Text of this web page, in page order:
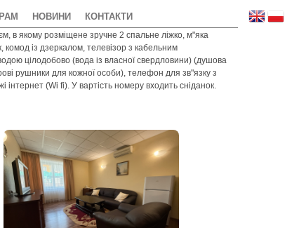
НОВИНИ КОНТАКТИ
в якому розміщене зручне 2 спальне ліжко, м"яка
із дзеркалом, телевізор з кабельним
цілодобово (вода із власної свердловини) (душова
рушники для кожної особи), телефон для зв"язку з
(Wi fi). У вартість номеру входить сніданок.